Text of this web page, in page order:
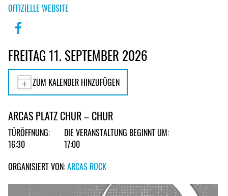
OFFIZIELLE WEBSITE
FREITAG 11. SEPTEMBER 2026
ZUM KALENDER HINZUFÜGEN
ARCAS PLATZ CHUR – CHUR
TÜRÖFFNUNG:
16:30
DIE VERANSTALTUNG BEGINNT UM:
17:00
ORGANISIERT VON:ARCAS ROCK